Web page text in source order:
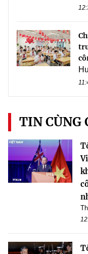
TIN CÙNG